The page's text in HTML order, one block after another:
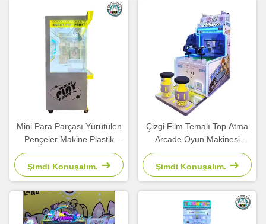
Mini Para Parçası Yürütülen
Pençeler Makine Plastik
Pençeler Makine Simülatörü
Çocuk Oyunları
Şimdi Konuşalım.
Çizgi Film Temalı Top Atma
Arcade Oyun Makinesi
Çocuk Eğlence Parkı İçin
Madeni Parayla Çalışır
Şimdi Konuşalım.